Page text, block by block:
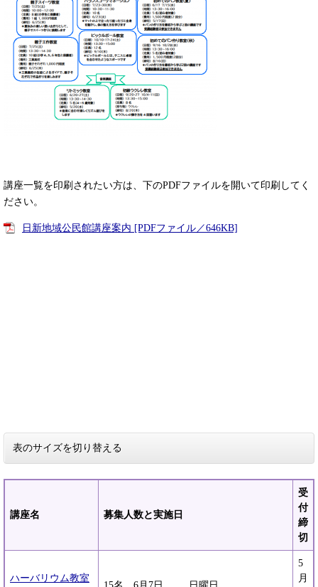
講座一覧を印刷されたい方は、下のPDFファイルを開いて印刷してく
ださい。
日新地域公民館講座案内 [PDFファイル／646KB]
表のサイズを切り替える
講座名 募集人数と実施日
受
付
締
切
ハーバリウム教室
5
月